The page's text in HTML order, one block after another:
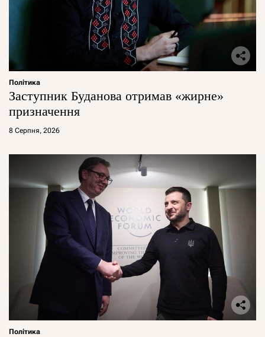
Політика
Заступник Буданова отримав «жирне»
призначення
8 Серпня, 2026
Політика